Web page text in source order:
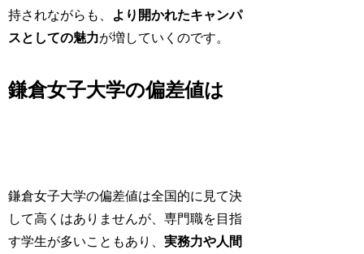
持されながらも、
より開かれたキャンパ
スとしての魅力が増していくのです。
鎌倉女子大学の偏差値は
鎌倉女子大学の偏差値は全国的に見て決
して高くはありませんが、専門職を目指
す学生が多いこともあり、実務力や人間